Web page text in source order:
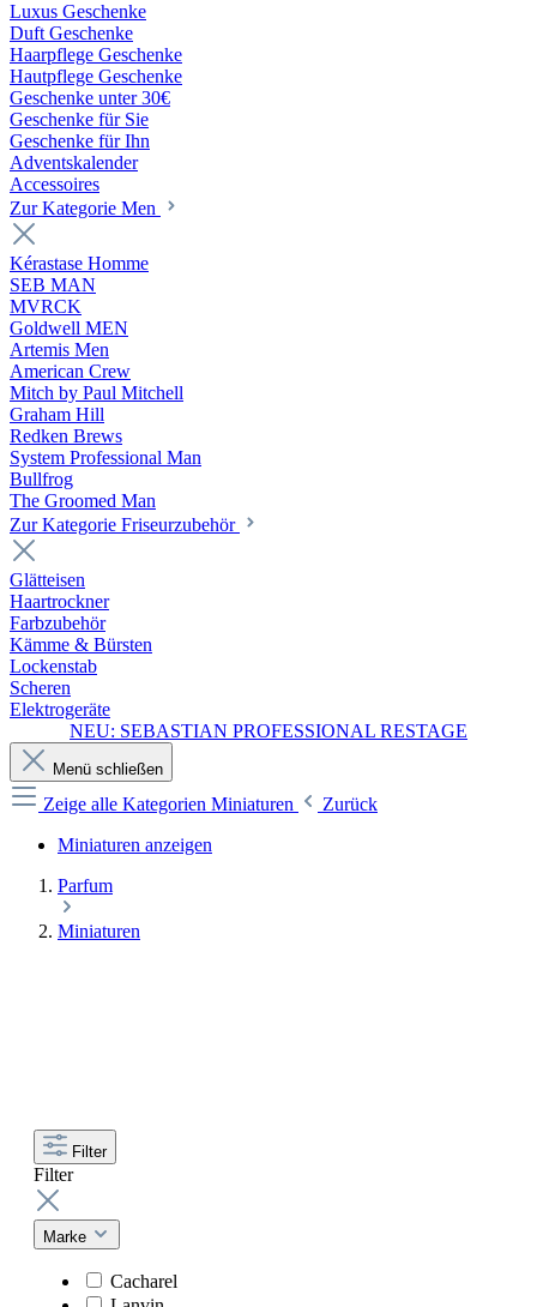
Luxus Geschenke
Duft Geschenke
Haarpflege Geschenke
Hautpflege Geschenke
Geschenke unter 30€
Geschenke für Sie
Geschenke für Ihn
Adventskalender
Accessoires
Zur Kategorie Men
Kérastase Homme
SEB MAN
MVRCK
Goldwell MEN
Artemis Men
American Crew
Mitch by Paul Mitchell
Graham Hill
Redken Brews
System Professional Man
Bullfrog
The Groomed Man
Zur Kategorie Friseurzubehör
Glätteisen
Haartrockner
Farbzubehör
Kämme & Bürsten
Lockenstab
Scheren
Elektrogeräte
NEU: SEBASTIAN PROFESSIONAL RESTAGE
Menü schließen
Zeige alle Kategorien Miniaturen
Zurück
Miniaturen anzeigen
Parfum
Miniaturen
Filter
Filter
Marke
Cacharel